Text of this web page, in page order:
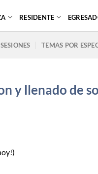
RESIDENTE
SESIONES TEMAS POR
y llenado de